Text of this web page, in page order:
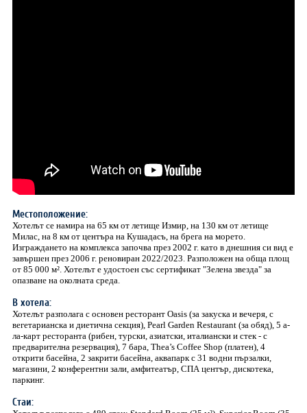
Местоположение:
Хотелът се намира на 65 км от летище Измир, на 130 км от летище
Милас, на 8 км от центъра на Кушадасъ, на брега на морето.
Изграждането на комплекса започва през 2002 г. като в днешния си вид е
завършен през 2006 г. реновиран 2022/2023. Разположен на обща площ
от 85 000 м². Хотелът е удостоен със сертификат "Зелена звезда" за
опазване на околната среда.
В хотела:
Хотелът разполага с основeн ресторант Oasis (за закуска и вечеря, с
вегетарианска и диетична секция), Pearl Garden Restaurant (за обяд), 5 а-
ла-карт ресторанта (рибен, турски, азиатски, италиански и стек - с
предварителна резервация), 7 бара, Thea’s Coffee Shop (платен), 4
открити басейна, 2 закрити басейна, аквапарк с 31 водни пързалки,
магазини, 2 конферентни зали, амфитеатър, СПА център, дискотека,
паркинг.
Стаи: